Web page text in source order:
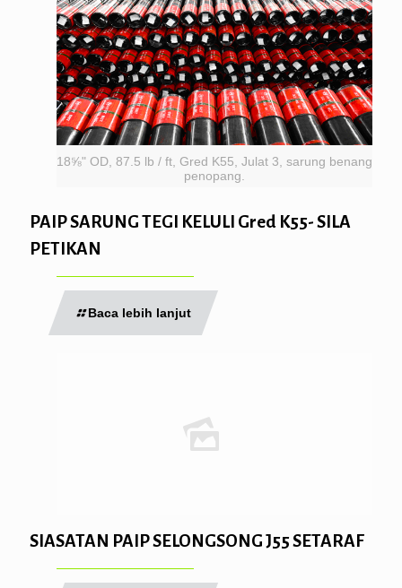
18⅝" OD, 87.5 lb / ft, Gred K55, Julat 3, sarung benang
penopang.
PAIP SARUNG TEGI KELULI Gred K55- SILA
PETIKAN
Baca lebih lanjut
SIASATAN PAIP SELONGSONG J55 SETARAF